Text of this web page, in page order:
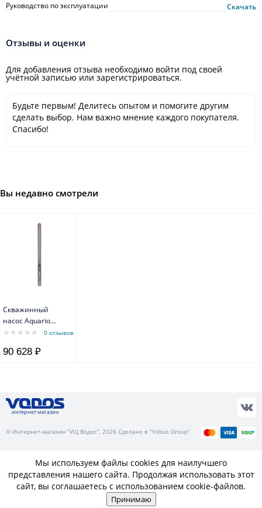
Руководство по эксплуатации Скачать
Отзывы и оценки
Для добавления отзыва необходимо войти под своей
учётной записью или зарегистрироваться.
Будьте первым! Делитесь опытом и помогите другим
сделать выбор. Нам важно мнение каждого покупателя.
Спасибо!
Вы недавно смотрели
Скважинный
насос Aquario
ASP(T)5B-160-0 отзывов
90 628 ₽
интернет магазин
© Интернет-магазин “ИЦ Водос”, 2026 Сделано в “Vobus Group”
Мы используем файлы cookies для наилучшего
представления нашего сайта. Продолжая использовать этот
сайт, вы соглашаетесь с использованием cookie-файлов.
Принимаю